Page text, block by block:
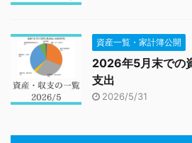
資産一覧・家計簿公開
2026年5月末での
支出
2026/5/31